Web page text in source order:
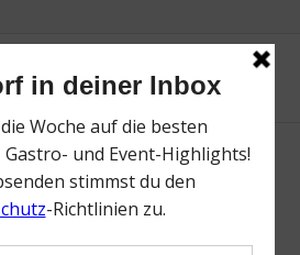
in Velbert | Ralf Bos
7. Oktober 2018 /